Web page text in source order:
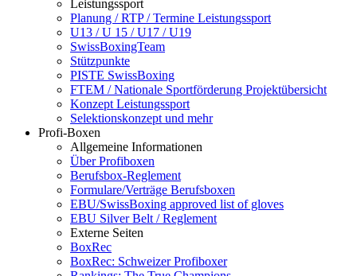
Leistungssport
Planung / RTP / Termine Leistungssport
U13 / U 15 / U17 / U19
SwissBoxingTeam
Stützpunkte
PISTE SwissBoxing
FTEM / Nationale Sportförderung Projektübersicht
Konzept Leistungssport
Selektionskonzept und mehr
Profi-Boxen
Allgemeine Informationen
Über Profiboxen
Berufsbox-Reglement
Formulare/Verträge Berufsboxen
EBU/SwissBoxing approved list of gloves
EBU Silver Belt / Reglement
Externe Seiten
BoxRec
BoxRec: Schweizer Profiboxer